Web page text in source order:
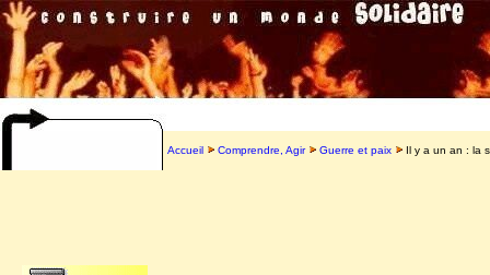
Accueil Comprendre, Agir Guerre et paix Il y a un an : la